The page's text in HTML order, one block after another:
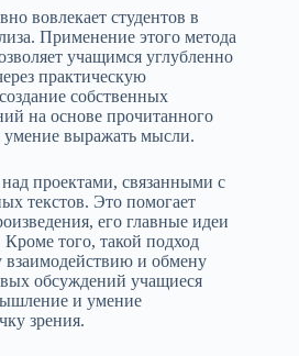
вовлекает студентов в
Применение этого метода
учащимся углубленно
практическую
собственных
на основе прочитанного
умение выражать мысли.
проектами, связанными с
текстов. Это помогает
его главные идеи
того, такой подход
взаимодействию и обмену
обсуждений учащиеся
и умение
зрения.